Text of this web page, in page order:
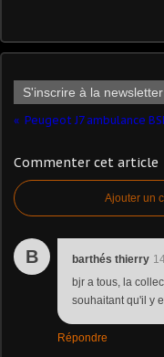
S'inscrire à la newsletter
Commenter cet article
Ajouter un
B barthés thierry
bjr a tous, la
souhaitant qu'il y
Répondre